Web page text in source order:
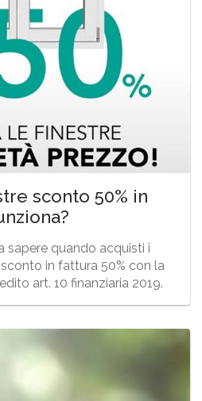
sconto 50% in
sapere quando acquisti i
in fattura 50% con la
art. 10 finanziaria 2019.